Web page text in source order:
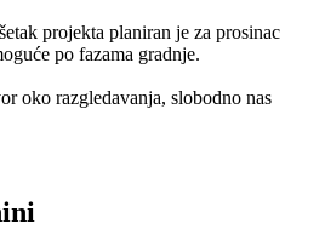
projekta planiran je za prosinac
po fazama gradnje.
oko razgledavanja, slobodno nas